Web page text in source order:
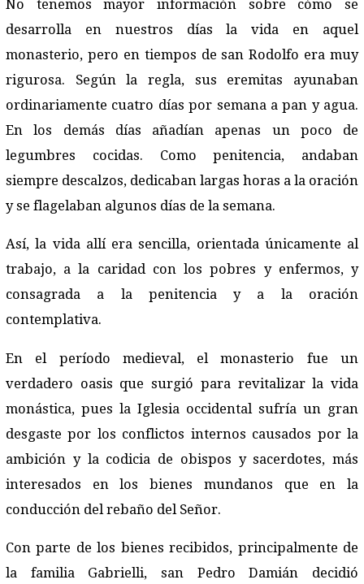
No tenemos mayor información sobre cómo se
desarrolla en nuestros días la vida en aquel
monasterio, pero en tiempos de san Rodolfo era muy
rigurosa. Según la regla, sus eremitas ayunaban
ordinariamente cuatro días por semana a pan y agua.
En los demás días añadían apenas un poco de
legumbres cocidas. Como penitencia, andaban
siempre descalzos, dedicaban largas horas a la oración
y se flagelaban algunos días de la semana.
Así, la vida allí era sencilla, orientada únicamente al
trabajo, a la caridad con los pobres y enfermos, y
consagrada a la penitencia y a la oración
contemplativa.
En el período medieval, el monasterio fue un
verdadero oasis que surgió para revitalizar la vida
monástica, pues la Iglesia occidental sufría un gran
desgaste por los conflictos internos causados por la
ambición y la codicia de obispos y sacerdotes, más
interesados en los bienes mundanos que en la
conducción del rebaño del Señor.
Con parte de los bienes recibidos, principalmente de
la familia Gabrielli, san Pedro Damián decidió